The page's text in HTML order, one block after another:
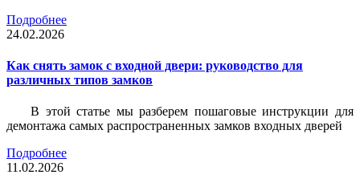
Подробнее
24.02.2026
Как снять замок с входной двери: руководство для
различных типов замков
В этой статье мы разберем пошаговые инструкции для
демонтажа самых распространенных замков входных дверей
Подробнее
11.02.2026